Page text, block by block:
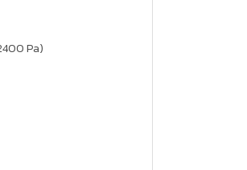
Pa)